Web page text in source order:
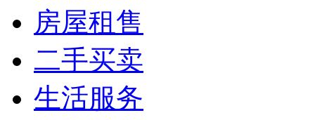
房屋租售
二手买卖
生活服务